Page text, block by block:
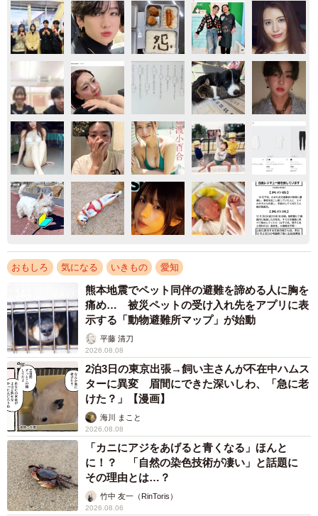
おもしろ 気になる いきもの 愛知
熊本地震でペット同伴の避難を諦める人に胸を
痛め… 被災ペットの受け入れ先をアプリに表
示する「動物避難所マップ」が始動
平藤 清刀
2026.08.08
2泊3日の東京出張→飼い主さんが不在中ハムス
ターに異変 眉間にできた深いしわ、「急に老
けた？」【漫画】
海川 まこと
2026.08.08
「カニにアジをあげると青くなる」ほんと
に！？ 「自然の染色技術が凄い」と話題に
その理由とは…？
竹中 友一（RinToris）
2026.08.06